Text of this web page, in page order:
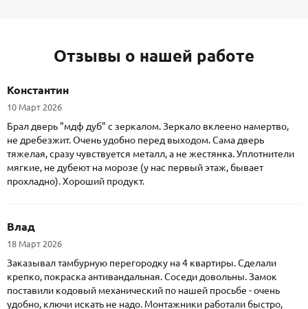
Отзывы о нашей работе
Константин
10 Март 2026
Брал дверь "мдф дуб" с зеркалом. Зеркало вклеено намертво,
не дребезжит. Очень удобно перед выходом. Сама дверь
тяжелая, сразу чувствуется металл, а не жестянка. Уплотнители
мягкие, не дубеют на морозе (у нас первый этаж, бывает
прохладно). Хороший продукт.
Влад
18 Март 2026
Заказывал тамбурную перегородку на 4 квартиры. Сделали
крепко, покраска антивандальная. Соседи довольны. Замок
поставили кодовый механический по нашей просьбе - очень
удобно, ключи искать не надо. Монтажники работали быстро,